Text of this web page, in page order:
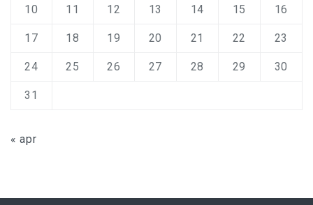
10 11 12 13 14 15 16
17 18 19 20 21 22 23
24 25 26 27 28 29 30
31
« apr